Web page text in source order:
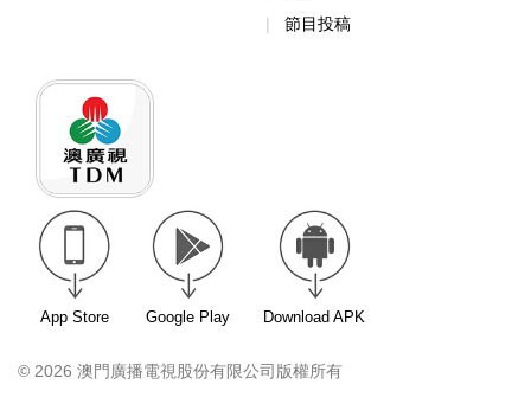
節目投稿
App Store Google Play Download APK
© 2026 澳門廣播電視股份有限公司版權所有